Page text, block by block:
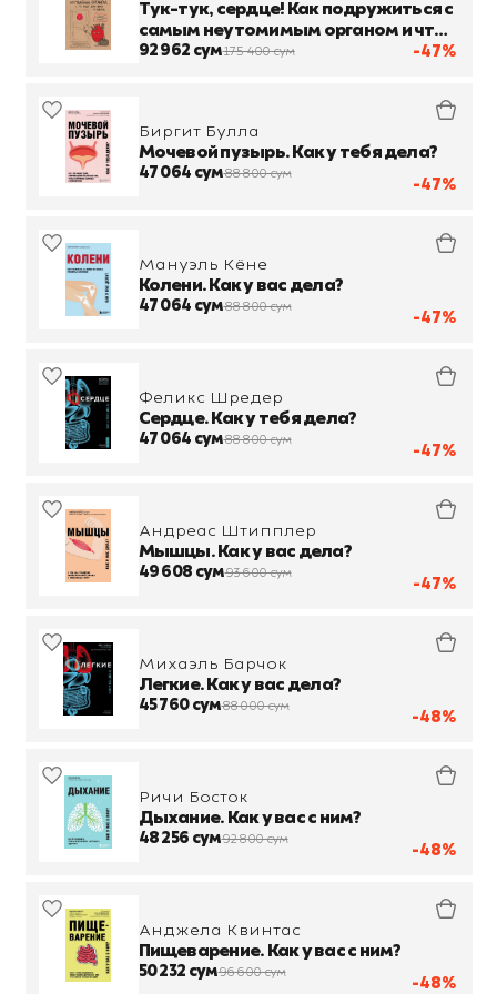
-47%
Тук-тук, сердце! Как подружиться с
самым неутомимым органом и что
будет, если этого не сделать
92 962 сум175 400 сум
-47%
Биргит Булла
Мочевой пузырь. Как у тебя дела?
47 064 сум88 800 сум
-47%
Мануэль Кёне
Колени. Как у вас дела?
47 064 сум88 800 сум
-47%
Феликс Шредер
Сердце. Как у тебя дела?
47 064 сум88 800 сум
-47%
Андреас Штипплер
Мышцы. Как у вас дела?
49 608 сум93 600 сум
-48%
Михаэль Барчок
Легкие. Как у вас дела?
45 760 сум88 000 сум
-48%
Ричи Босток
Дыхание. Как у вас с ним?
48 256 сум92 800 сум
-48%
Анджела Квинтас
Пищеварение. Как у вас с ним?
50 232 сум96 600 сум